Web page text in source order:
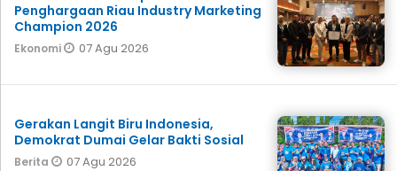
Penghargaan Riau Industry Marketing
Champion 2026
Ekonomi 07 Agu 2026
Gerakan Langit Biru Indonesia,
Demokrat Dumai Gelar Bakti Sosial
Berita 07 Agu 2026